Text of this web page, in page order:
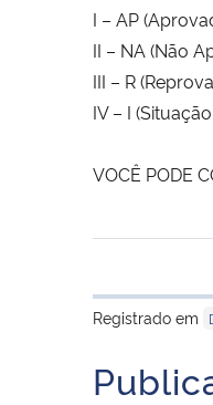
I – AP
II – NA (Não
III – R
IV – I
VOCÊ PODE
Registrado em